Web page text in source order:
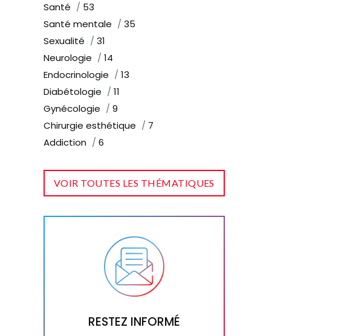
Santé
53
Santé mentale
35
Sexualité
31
Neurologie
14
Endocrinologie
13
Diabétologie
11
Gynécologie
9
Chirurgie esthétique
7
Addiction
6
VOIR TOUTES LES THÉMATIQUES
RESTEZ INFORMÉ